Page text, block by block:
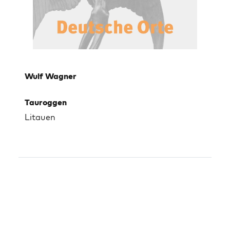
Wulf Wagner
Tauroggen
Litauen